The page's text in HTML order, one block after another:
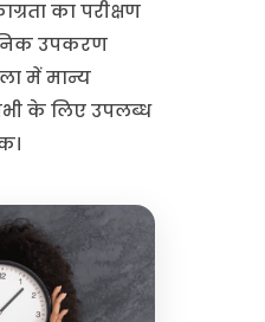
का परीक्षण
उपकरण
में मान्य
के लिए उपलब्ध